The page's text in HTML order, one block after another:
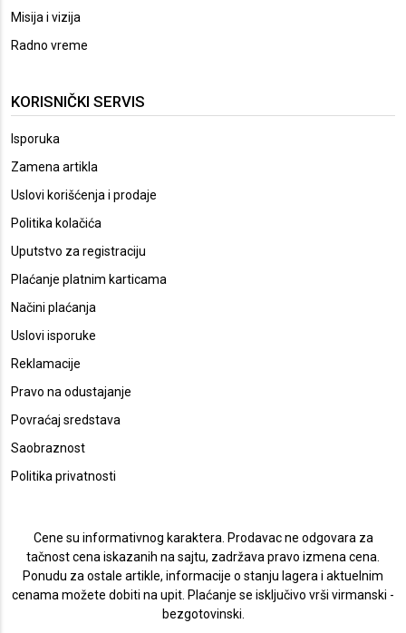
Misija i vizija
Radno vreme
KORISNIČKI SERVIS
Isporuka
Zamena artikla
Uslovi korišćenja i prodaje
Politika kolačića
Uputstvo za registraciju
Plaćanje platnim karticama
Načini plaćanja
Uslovi isporuke
Reklamacije
Pravo na odustajanje
Povraćaj sredstava
Saobraznost
Politika privatnosti
Cene su informativnog karaktera. Prodavac ne odgovara za
tačnost cena iskazanih na sajtu, zadržava pravo izmena cena.
Ponudu za ostale artikle, informacije o stanju lagera i aktuelnim
cenama možete dobiti na upit. Plaćanje se isključivo vrši virmanski -
bezgotovinski.